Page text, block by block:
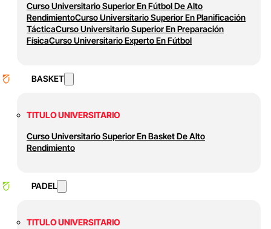
Curso Universitario Superior En Fútbol De Alto
RendimientoCurso Universitario Superior En Planificación
TácticaCurso Universitario Superior En Preparación
FísicaCurso Universitario Experto En Fútbol
BASKET
TITULO UNIVERSITARIO
Curso Universitario Superior En Basket De Alto
Rendimiento
PADEL
TITULO UNIVERSITARIO